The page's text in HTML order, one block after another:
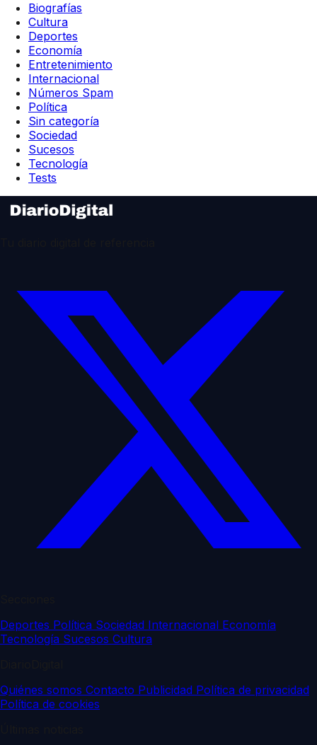
Biografías
Cultura
Deportes
Economía
Entretenimiento
Internacional
Números Spam
Política
Sin categoría
Sociedad
Sucesos
Tecnología
Tests
Deportes Política Sociedad Internacional Economía
Tecnología Sucesos Cultura
Quiénes somos Contacto Publicidad Política de privacidad
Política de cookies